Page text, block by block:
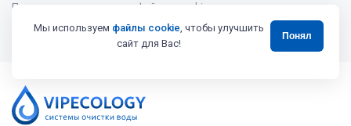
Политика использования файлов cookie
Мы используем файлы cookie, чтобы улучшить
сайт для Вас!
Понял